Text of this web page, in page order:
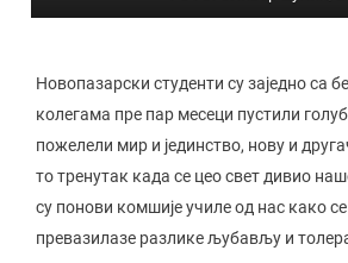
Новопазарски студенти су заједно са
колегама пре пар месеци пустили
пожелели мир и јединство, нову и
то тренутак када се цео свет дивио
су понови комшије училе од нас како
превазилазе разлике љубављу и